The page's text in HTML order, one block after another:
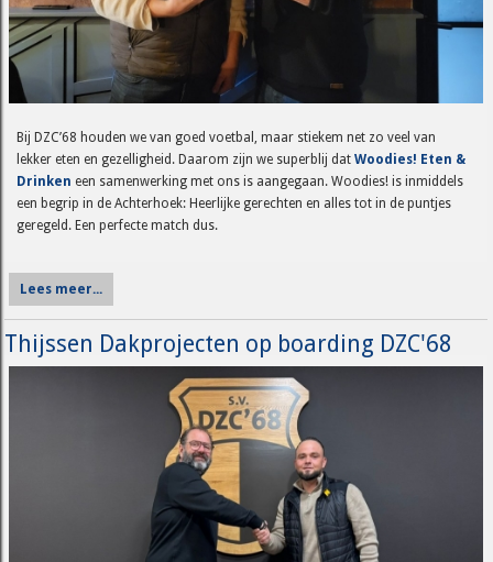
Bij DZC’68 houden we van goed voetbal, maar stiekem net zo veel van
lekker eten en gezelligheid. Daarom zijn we superblij dat Woodies! Eten &
Drinken een samenwerking met ons is aangegaan. Woodies! is inmiddels
een begrip in de Achterhoek: Heerlijke gerechten en alles tot in de puntjes
geregeld. Een perfecte match dus.
Lees meer...
Thijssen Dakprojecten op boarding DZC'68